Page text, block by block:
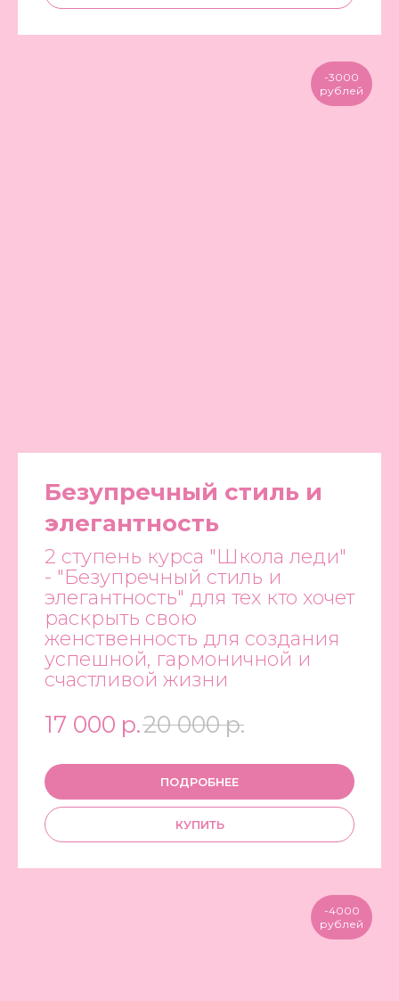
-3000
рублей
Безупречный стиль и
элегантность
2 ступень курса "Школа леди"
- "Безупречный стиль и
элегантность" для тех кто хочет
раскрыть свою
женственность для создания
успешной, гармоничной и
счастливой жизни
17 000 р.20 000р.
ПОДРОБНЕЕ
КУПИТЬ
-4000
рублей